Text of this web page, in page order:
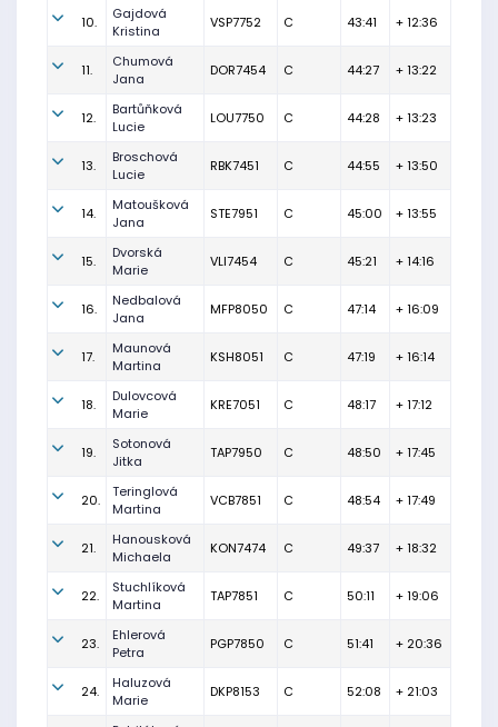
10.
Gajdová
Kristina
VSP7752 C 43:41 + 12:36
11.
Chumová
Jana
DOR7454 C 44:27 + 13:22
12.
Bartůňková
Lucie
LOU7750 C 44:28 + 13:23
13.
Broschová
Lucie
RBK7451 C 44:55 + 13:50
14.
Matoušková
Jana
STE7951 C 45:00 + 13:55
15.
Dvorská
Marie
VLI7454 C 45:21 + 14:16
16.
Nedbalová
Jana
MFP8050 C 47:14 + 16:09
17.
Maunová
Martina
KSH8051 C 47:19 + 16:14
18.
Dulovcová
Marie
KRE7051 C 48:17 + 17:12
19.
Sotonová
Jitka
TAP7950 C 48:50 + 17:45
20.
Teringlová
Martina
VCB7851 C 48:54 + 17:49
21.
Hanousková
Michaela
KON7474 C 49:37 + 18:32
22.
Stuchlíková
Martina
TAP7851 C 50:11 + 19:06
23.
Ehlerová
Petra
PGP7850 C 51:41 + 20:36
24.
Haluzová
Marie
DKP8153 C 52:08 + 21:03